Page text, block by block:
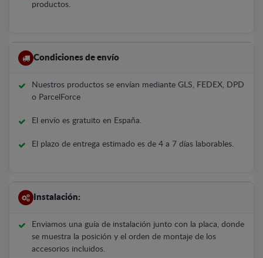
productos.
Condiciones de envío
Nuestros productos se envían mediante GLS, FEDEX, DPD
o ParcelForce
El envío es gratuito en España.
El plazo de entrega estimado es de 4 a 7 días laborables.
Instalación:
Enviamos una guía de instalación junto con la placa, donde
se muestra la posición y el orden de montaje de los
accesorios incluidos.